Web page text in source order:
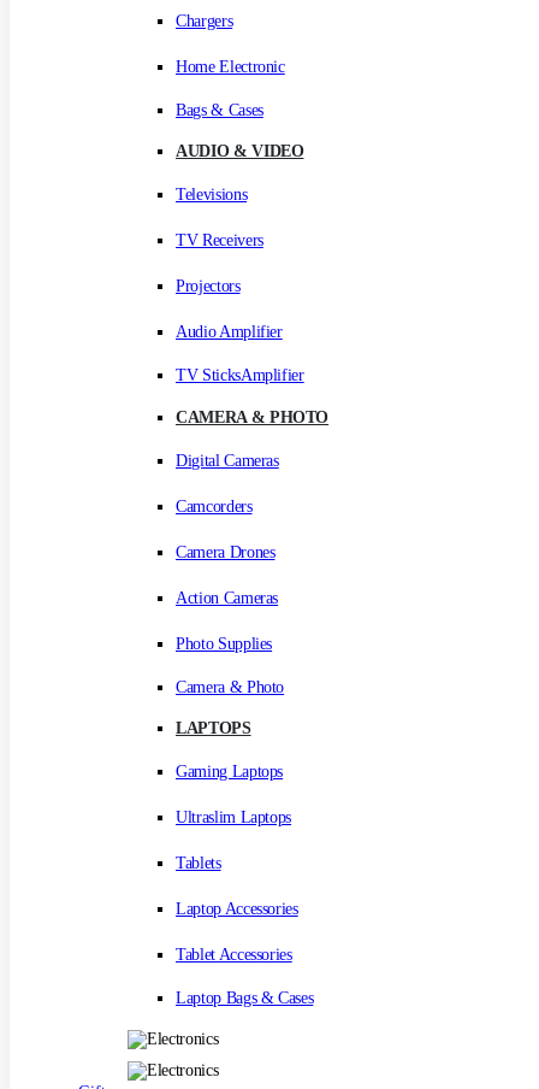
Chargers
Home Electronic
Bags & Cases
AUDIO & VIDEO
Televisions
TV Receivers
Projectors
Audio Amplifier
TV SticksAmplifier
CAMERA & PHOTO
Digital Cameras
Camcorders
Camera Drones
Action Cameras
Photo Supplies
Camera & Photo
LAPTOPS
Gaming Laptops
Ultraslim Laptops
Tablets
Laptop Accessories
Tablet Accessories
Laptop Bags & Cases